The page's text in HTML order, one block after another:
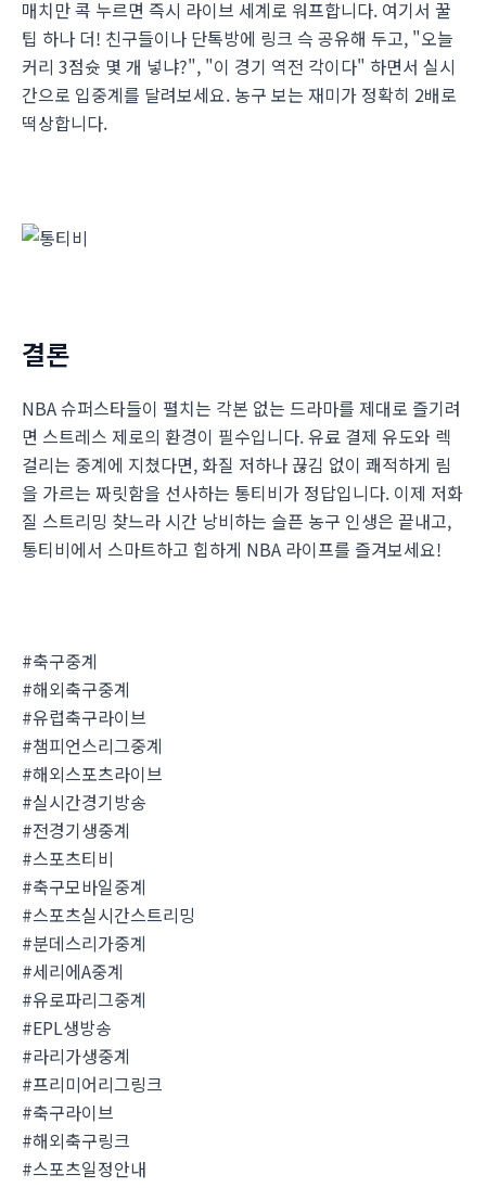
매치만 콕 누르면 즉시 라이브 세계로 워프합니다. 여기서 꿀
팁 하나 더! 친구들이나 단톡방에 링크 슥 공유해 두고, "오늘
커리 3점슛 몇 개 넣냐?", "이 경기 역전 각이다" 하면서 실시
간으로 입중계를 달려보세요. 농구 보는 재미가 정확히 2배로
떡상합니다.
결론
NBA 슈퍼스타들이 펼치는 각본 없는 드라마를 제대로 즐기려
면 스트레스 제로의 환경이 필수입니다. 유료 결제 유도와 렉
걸리는 중계에 지쳤다면, 화질 저하나 끊김 없이 쾌적하게 림
을 가르는 짜릿함을 선사하는 통티비가 정답입니다. 이제 저화
질 스트리밍 찾느라 시간 낭비하는 슬픈 농구 인생은 끝내고,
통티비에서 스마트하고 힙하게 NBA 라이프를 즐겨보세요!
#축구중계
#해외축구중계
#유럽축구라이브
#챔피언스리그중계
#해외스포츠라이브
#실시간경기방송
#전경기생중계
#스포츠티비
#축구모바일중계
#스포츠실시간스트리밍
#분데스리가중계
#세리에A중계
#유로파리그중계
#EPL생방송
#라리가생중계
#프리미어리그링크
#축구라이브
#해외축구링크
#스포츠일정안내